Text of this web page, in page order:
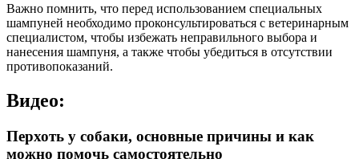
Важно помнить, что перед использованием специальных
шампуней необходимо проконсультироваться с ветеринарным
специалистом, чтобы избежать неправильного выбора и
нанесения шампуня, а также чтобы убедиться в отсутствии
противопоказаний.
Видео:
Перхоть у собаки, основные причины и как
можно помочь самостоятельно